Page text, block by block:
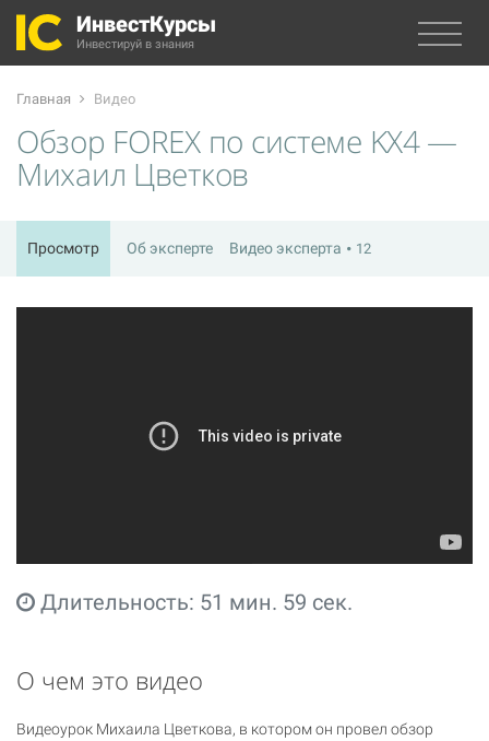
ИнвестКурсы
Инвестируй в знания
Главная Видео
Обзор FOREX по системе KX4 —
Михаил Цветков
Просмотр Об эксперте Видео эксперта 12
Длительность: 51 мин. 59 сек.
О чем это видео
Видеоурок Михаила Цветкова, в котором он провел обзор